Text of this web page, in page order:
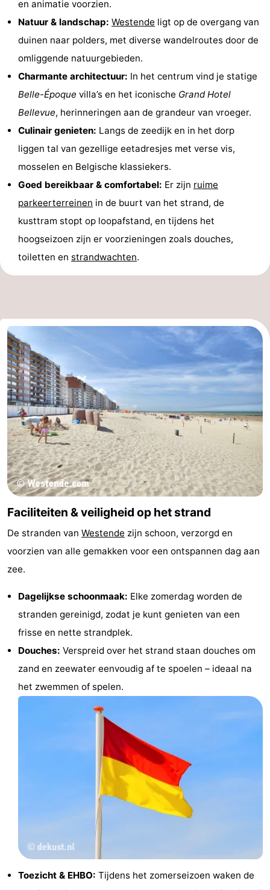
Bowlen
Minigolfbanen
Wellness
centra
Dorpen
Steden
Natuur
Sporten
Zwembaden
Fietsen
Wandelen
Paardrijden
en
drinken
Evenementen
Praktisch
Forum
Route
-
Parkeren
-
Nieuws
Medische
West-
Vlaanderen
Brugge
Gent
Blankenberge
en animatie voorzien.
Natuur & landschap: Westende ligt op de overgang van
duinen naar polders, met diverse wandelroutes door de
omliggende natuurgebieden.
Charmante architectuur: In het centrum vind je statige
Belle-Époque villa’s en het iconische Grand Hotel
Bellevue, herinneringen aan de grandeur van vroeger.
Culinair genieten: Langs de zeedijk en in het dorp
liggen tal van gezellige eetadresjes met verse vis,
mosselen en Belgische klassiekers.
Goed bereikbaar & comfortabel: Er zijn ruime
parkeerterreinen in de buurt van het strand, de
kusttram stopt op loopafstand, en tijdens het
hoogseizoen zijn er voorzieningen zoals douches,
toiletten en strandwachten.
Faciliteiten & veiligheid op het strand
De stranden van Westende zijn schoon, verzorgd en
voorzien van alle gemakken voor een ontspannen dag aan
zee.
Dagelijkse schoonmaak: Elke zomerdag worden de
stranden gereinigd, zodat je kunt genieten van een
frisse en nette strandplek.
Douches: Verspreid over het strand staan douches om
zand en zeewater eenvoudig af te spoelen – ideaal na
het zwemmen of spelen.
Toezicht & EHBO: Tijdens het zomerseizoen waken de